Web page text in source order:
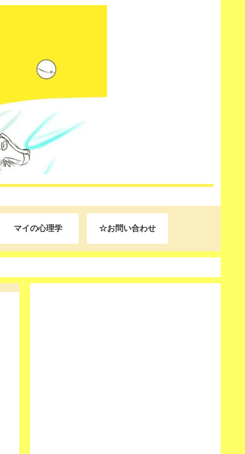
マイの心理学 ☆お問い合わせ